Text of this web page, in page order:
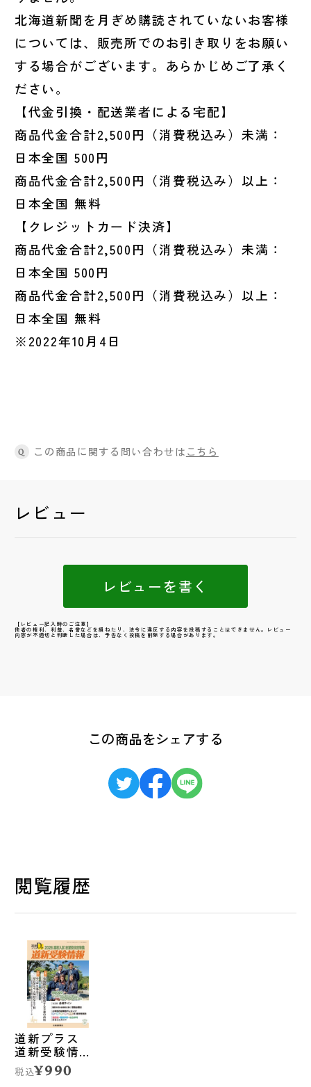
北海道新聞を月ぎめ購読されていないお客様
については、販売所でのお引き取りをお願い
する場合がございます。あらかじめご了承く
ださい。
【代金引換・配送業者による宅配】
商品代金合計2,500円（消費税込み）未満：
日本全国 500円
商品代金合計2,500円（消費税込み）以上：
日本全国 無料
【クレジットカード決済】
商品代金合計2,500円（消費税込み）未満：
日本全国 500円
商品代金合計2,500円（消費税込み）以上：
日本全国 無料
※2022年10月4日
Q この商品に関する問い合わせはこちら
レビュー
レビューを書く
【レビュー記入時のご注意】
他者の権利、利益、名誉などを損ねたり、法令に違反する内容を投稿することはできません。レビュー
内容が不適切と判断した場合は、予告なく投稿を削除する場合があります。
この商品をシェアする
閲覧履歴
道新プラス
道新受験情
報 2026高校
入試志望校決
税込¥990